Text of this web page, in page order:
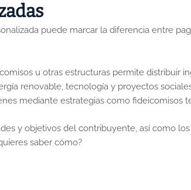
puede marcar la diferencia entre
u otras estructuras permite distribuir
renovable, tecnología y proyectos
mediante estrategias como
y objetivos del contribuyente, así como
saber cómo?